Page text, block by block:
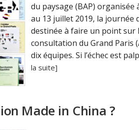
du paysage (BAP) organisée
au 13 juillet 2019, la journée
destinée à faire un point sur
consultation du Grand Paris
dix équipes. Si l’échec est
la suite]
Made in China ?